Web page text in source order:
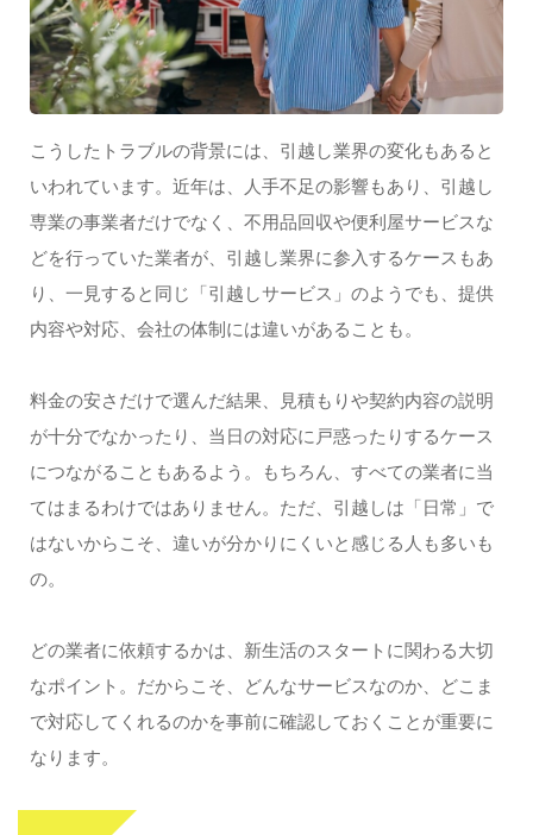
こうしたトラブルの背景には、引越し業界の変化もあると
いわれています。近年は、人手不足の影響もあり、引越し
専業の事業者だけでなく、不用品回収や便利屋サービスな
どを行っていた業者が、引越し業界に参入するケースもあ
り、一見すると同じ「引越しサービス」のようでも、提供
内容や対応、会社の体制には違いがあることも。
料金の安さだけで選んだ結果、見積もりや契約内容の説明
が十分でなかったり、当日の対応に戸惑ったりするケース
につながることもあるよう。もちろん、すべての業者に当
てはまるわけではありません。ただ、引越しは「日常」で
はないからこそ、違いが分かりにくいと感じる人も多いも
の。
どの業者に依頼するかは、新生活のスタートに関わる大切
なポイント。だからこそ、どんなサービスなのか、どこま
で対応してくれるのかを事前に確認しておくことが重要に
なります。